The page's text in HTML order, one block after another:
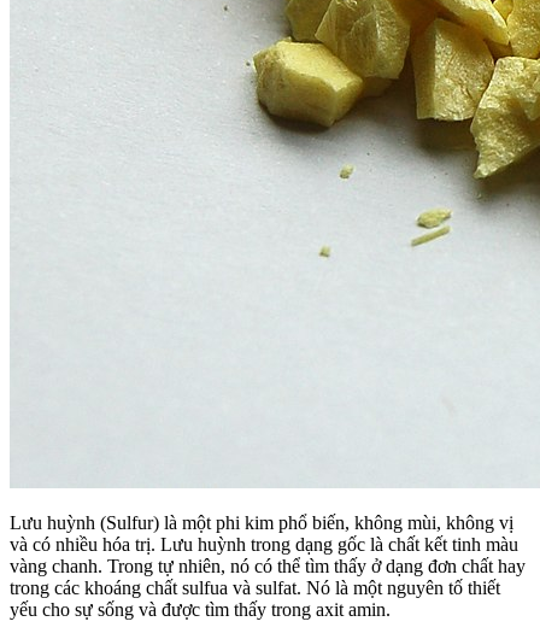
Lưu huỳnh (Sulfur) là một phi kim phổ biến, không mùi, không vị
và có nhiều hóa trị. Lưu huỳnh trong dạng gốc là chất kết tinh màu
vàng chanh. Trong tự nhiên, nó có thể tìm thấy ở dạng đơn chất hay
trong các khoáng chất sulfua và sulfat. Nó là một nguyên tố thiết
yếu cho sự sống và được tìm thấy trong axit amin.